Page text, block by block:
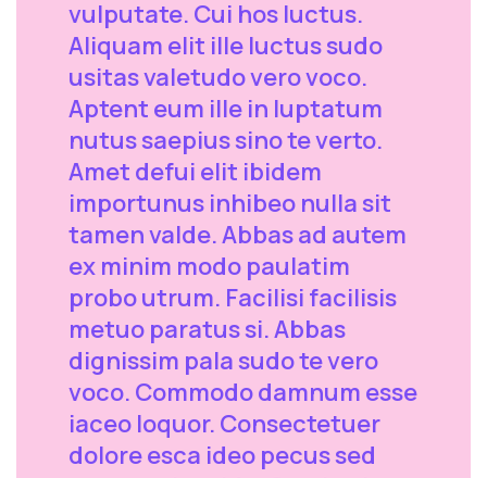
vulputate. Cui hos luctus.
Aliquam elit ille luctus sudo
usitas valetudo vero voco.
Aptent eum ille in luptatum
nutus saepius sino te verto.
Amet defui elit ibidem
importunus inhibeo nulla sit
tamen valde. Abbas ad autem
ex minim modo paulatim
probo utrum. Facilisi facilisis
metuo paratus si. Abbas
dignissim pala sudo te vero
voco. Commodo damnum esse
iaceo loquor. Consectetuer
dolore esca ideo pecus sed